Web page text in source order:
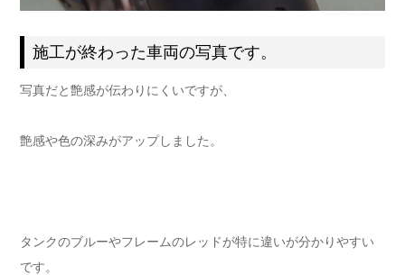
施工が終わった車両の写真です。
写真だと艶感が伝わりにくいですが、
艶感や色の深みがアップしました。
タンクのブルーやフレームのレッドが特に違いが分かりやすい
です。